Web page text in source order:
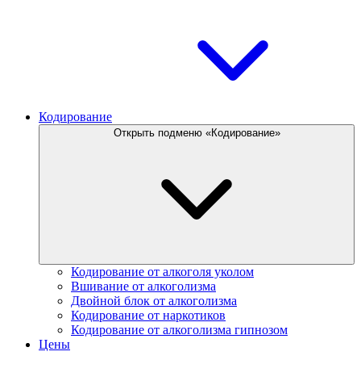
Кодирование
Открыть подменю «Кодирование»
Кодирование от алкоголя уколом
Вшивание от алкоголизма
Двойной блок от алкоголизма
Кодирование от наркотиков
Кодирование от алкоголизма гипнозом
Цены